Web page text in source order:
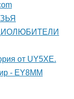
от UY5XE.
- EY8MM